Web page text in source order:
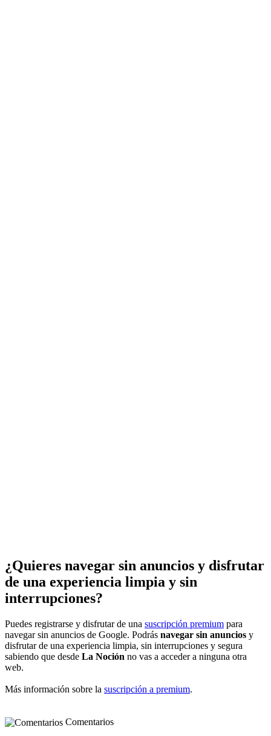
¿Quieres navegar sin anuncios y disfrutar
de una experiencia limpia y sin
interrupciones?
Puedes registrarse y disfrutar de una suscripción premium para
navegar sin anuncios de Google. Podrás navegar sin anuncios y
disfrutar de una experiencia limpia, sin interrupciones y segura
sabiendo que desde La Noción no vas a acceder a ninguna otra
web.
Más información sobre la suscripción a premium.
Comentarios